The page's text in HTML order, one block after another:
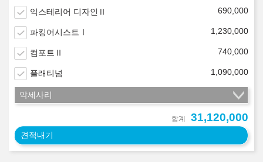
익스테리어 디자인Ⅱ 690,000
파킹어시스트Ⅰ 1,230,000
컴포트Ⅱ 740,000
플래티넘 1,090,000
악세사리
합계 31,120,000
견적내기